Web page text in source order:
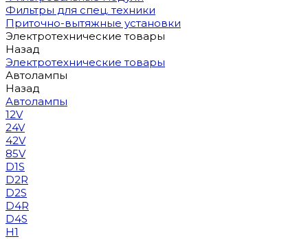
Фильтры для спец. техники
Приточно-вытяжные установки
Электротехнические товары
Назад
Электротехнические товары
Автолампы
Назад
Автолампы
12V
24V
42V
85V
D1S
D2R
D2S
D4R
D4S
H1